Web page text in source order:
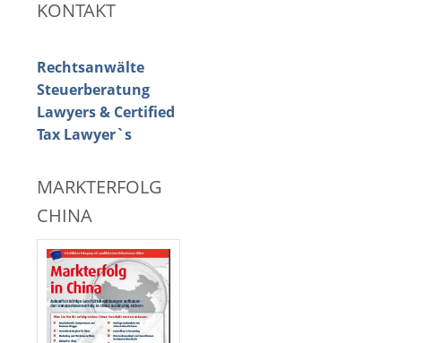
KONTAKT
Rechtsanwälte
Steuerberatung
Lawyers & Certified
Tax Lawyer`s
MARKTERFOLG
CHINA